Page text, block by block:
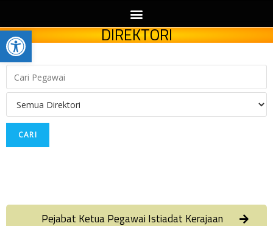
Open toolbar DIREKTORI
Pejabat Ketua Pegawai Istiadat Kerajaan